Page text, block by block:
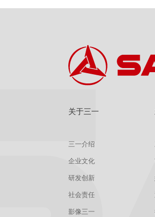
关于三一
三一介绍
企业文化
研发创新
社会责任
影像三一